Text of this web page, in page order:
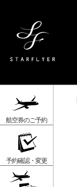
航空券のご予約
予約確認・変更